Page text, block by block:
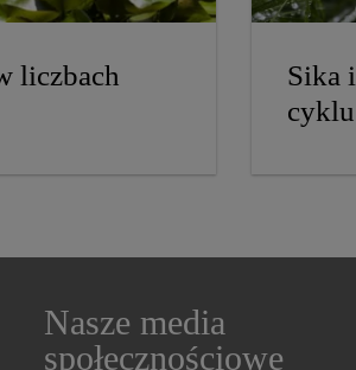
liczbach
Sika
Nasze media
społecznościowe